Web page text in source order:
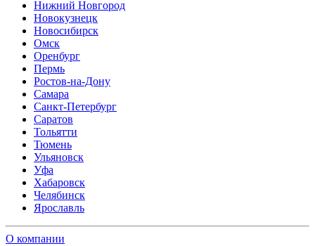
Нижний Новгород
Новокузнецк
Новосибирск
Омск
Оренбург
Пермь
Ростов-на-Дону
Самара
Санкт-Петербург
Саратов
Тольятти
Тюмень
Ульяновск
Уфа
Хабаровск
Челябинск
Ярославль
О компании